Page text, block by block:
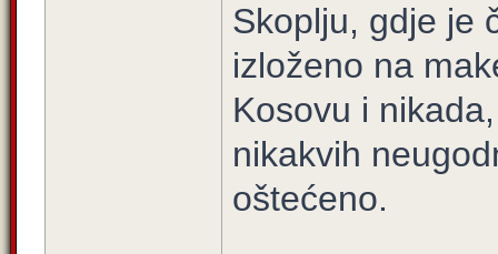
Skoplju, gdje je
izloženo na
Kosovu i
nikakvih
oštećeno.